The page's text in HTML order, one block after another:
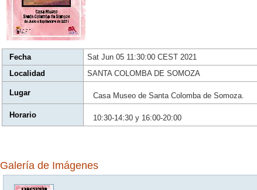
11:30:00
CEST
2021
Fecha
Sat Jun 05 11:30:00 CEST 2021
Localidad
SANTA COLOMBA DE SOMOZA
Lugar Casa Museo de Santa Colomba de Somoza.
Horario 10:30-14:30 y 16:00-20:00
Galería de Imágenes